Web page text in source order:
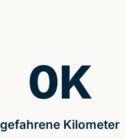
gefahrene Kilometer
0K